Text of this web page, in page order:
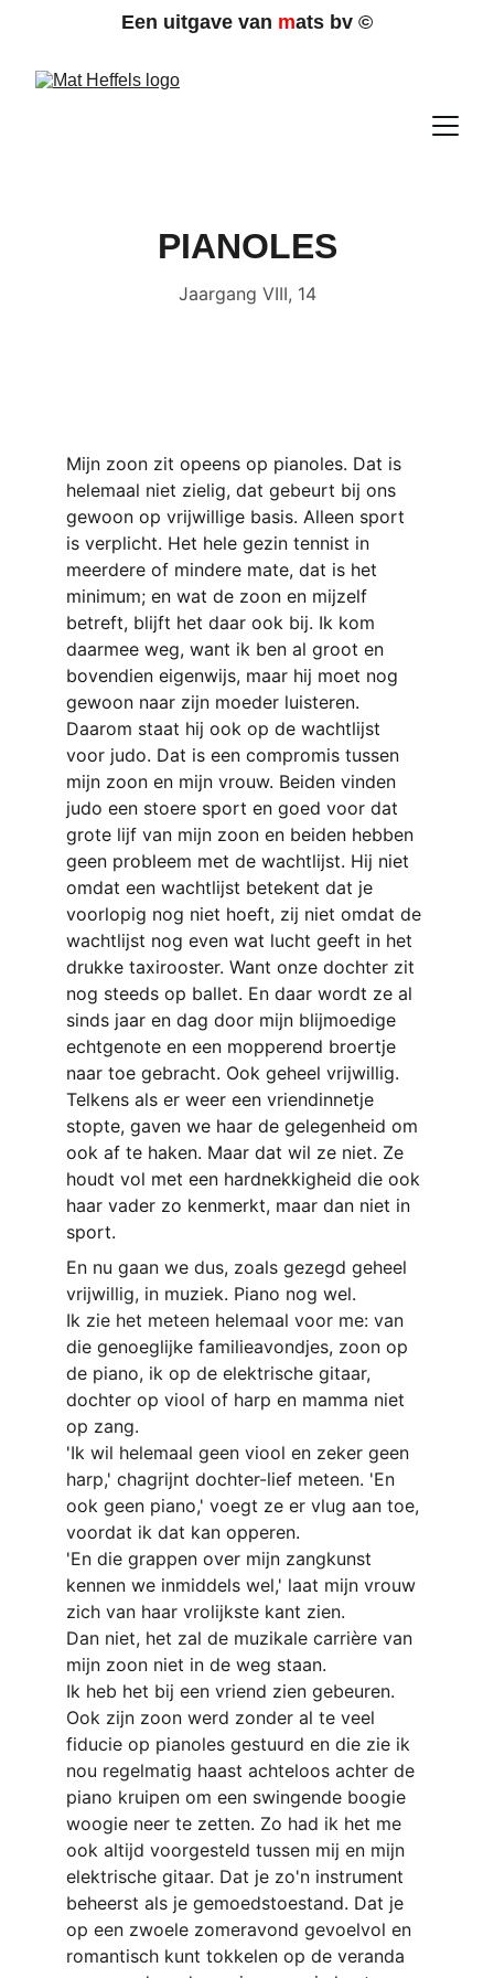
Een uitgave van mats bv ©
PIANOLES
Jaargang VIII, 14
Mijn zoon zit opeens op pianoles. Dat is
helemaal niet zielig, dat gebeurt bij ons
gewoon op vrijwillige basis. Alleen sport
is verplicht. Het hele gezin tennist in
meerdere of mindere mate, dat is het
minimum; en wat de zoon en mijzelf
betreft, blijft het daar ook bij. Ik kom
daarmee weg, want ik ben al groot en
bovendien eigenwijs, maar hij moet nog
gewoon naar zijn moeder luisteren.
Daarom staat hij ook op de wachtlijst
voor judo. Dat is een compromis tussen
mijn zoon en mijn vrouw. Beiden vinden
judo een stoere sport en goed voor dat
grote lijf van mijn zoon en beiden hebben
geen probleem met de wachtlijst. Hij niet
omdat een wachtlijst betekent dat je
voorlopig nog niet hoeft, zij niet omdat de
wachtlijst nog even wat lucht geeft in het
drukke taxirooster. Want onze dochter zit
nog steeds op ballet. En daar wordt ze al
sinds jaar en dag door mijn blijmoedige
echtgenote en een mopperend broertje
naar toe gebracht. Ook geheel vrijwillig.
Telkens als er weer een vriendinnetje
stopte, gaven we haar de gelegenheid om
ook af te haken. Maar dat wil ze niet. Ze
houdt vol met een hardnekkigheid die ook
haar vader zo kenmerkt, maar dan niet in
sport.
En nu gaan we dus, zoals gezegd geheel
vrijwillig, in muziek. Piano nog wel.
Ik zie het meteen helemaal voor me: van
die genoeglijke familieavondjes, zoon op
de piano, ik op de elektrische gitaar,
dochter op viool of harp en mamma niet
op zang.
'Ik wil helemaal geen viool en zeker geen
harp,' chagrijnt dochter-lief meteen. 'En
ook geen piano,' voegt ze er vlug aan toe,
voordat ik dat kan opperen.
'En die grappen over mijn zangkunst
kennen we inmiddels wel,' laat mijn vrouw
zich van haar vrolijkste kant zien.
Dan niet, het zal de muzikale carrière van
mijn zoon niet in de weg staan.
Ik heb het bij een vriend zien gebeuren.
Ook zijn zoon werd zonder al te veel
fiducie op pianoles gestuurd en die zie ik
nou regelmatig haast achteloos achter de
piano kruipen om een swingende boogie
woogie neer te zetten. Zo had ik het me
ook altijd voorgesteld tussen mij en mijn
elektrische gitaar. Dat je zo'n instrument
beheerst als je gemoedstoestand. Dat je
op een zwoele zomeravond gevoelvol en
romantisch kunt tokkelen op de veranda